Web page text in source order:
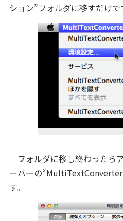
ション”フォルダに移すだけで
フォルダに移し終わったら
ーバーの
す。